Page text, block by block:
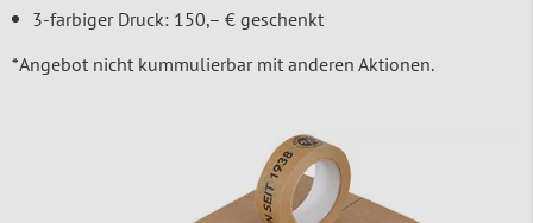
3-farbiger Druck: 150,– € geschenkt
*Angebot nicht kummulierbar mit anderen Aktionen.